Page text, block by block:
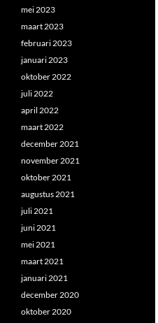
mei 2023
maart 2023
februari 2023
januari 2023
oktober 2022
juli 2022
april 2022
maart 2022
december 2021
november 2021
oktober 2021
augustus 2021
juli 2021
juni 2021
mei 2021
maart 2021
januari 2021
december 2020
oktober 2020